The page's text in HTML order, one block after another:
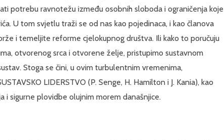
potrebu ravnotežu između osobnih sloboda i ograničenja koje
U tom svjetlu traži se od nas kao pojedinaca, i kao članova
i temeljite reforme cjelokupnog društva. Ili kako to poručuju
otvorenog srca i otvorene želje, pristupimo sustavnom
Stoga se čini, u ovim turbulentnim vremenima,
LIDERSTVO (P. Senge, H. Hamilton i J. Kania), kao
i sigurne plovidbe olujnim morem današnjice.